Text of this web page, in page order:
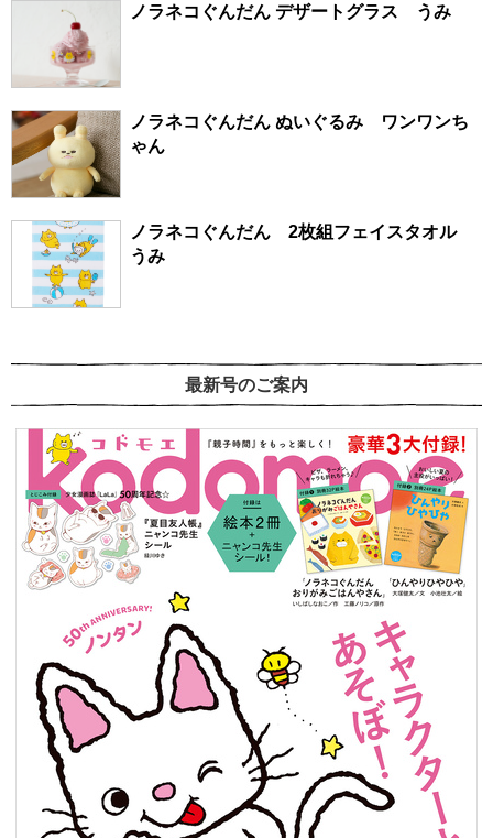
ノラネコぐんだん デザートグラス うみ
ノラネコぐんだん ぬいぐるみ ワンワンち
ゃん
ノラネコぐんだん 2枚組フェイスタオル
うみ
最新号のご案内